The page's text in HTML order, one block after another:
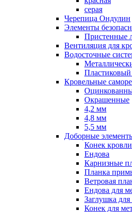
серая
Черепица Ондулин
Элементы
Пристенные
Вентиляция для
Водосточные
Пластиковый
Кровельные
Окрашенные
4,2 мм
4,8 мм
5,5 мм
Доборные
Конек кровли
Ендова
Карнизные
Планка
Ветровая
Ендова для
Заглушка для
Конек для